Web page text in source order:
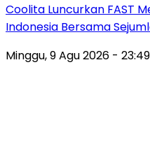
Coolita Luncurkan FAST
Indonesia Bersama
Minggu, 9 Agu 2026 -